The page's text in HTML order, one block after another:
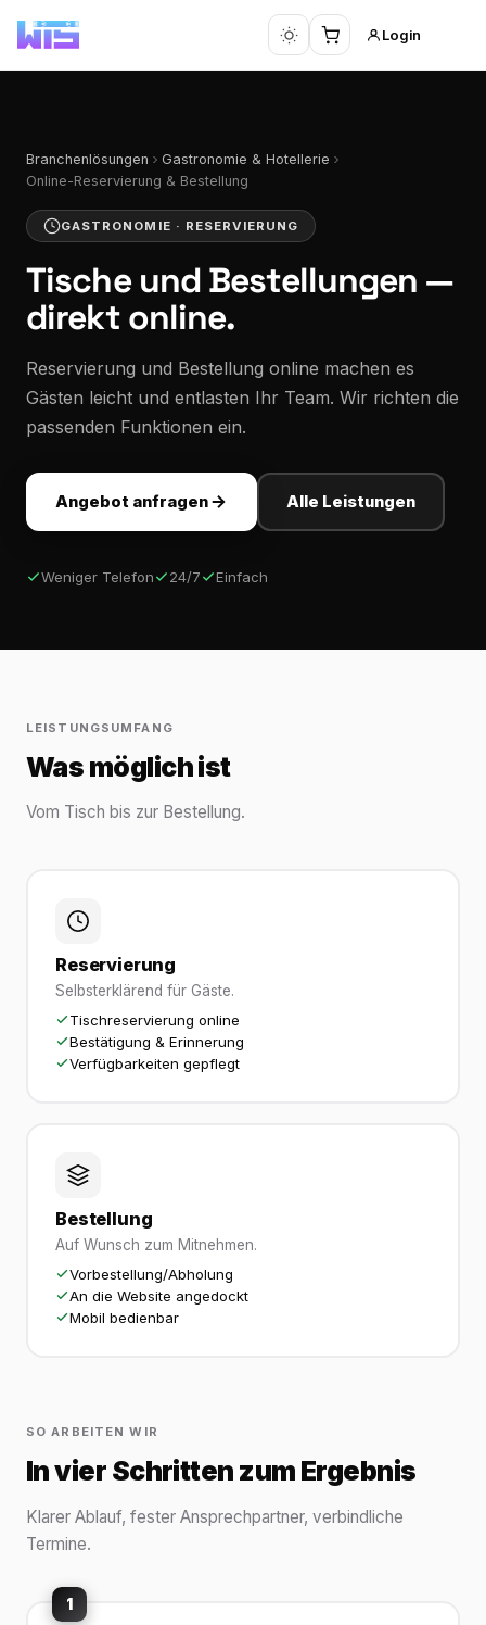
Login
Branchenlösungen
Gastronomie & Hotellerie
Online-Reservierung & Bestellung
GASTRONOMIE · RESERVIERUNG
Tische und Bestellungen —
direkt online.
Reservierung und Bestellung online machen es
Gästen leicht und entlasten Ihr Team. Wir richten die
passenden Funktionen ein.
Angebot anfragen Alle Leistungen
Weniger Telefon 24/7 Einfach
LEISTUNGSUMFANG
Was möglich ist
Vom Tisch bis zur Bestellung.
Reservierung
Selbsterklärend für Gäste.
Tischreservierung online
Bestätigung & Erinnerung
Verfügbarkeiten gepflegt
Bestellung
Auf Wunsch zum Mitnehmen.
Vorbestellung/Abholung
An die Website angedockt
Mobil bedienbar
SO ARBEITEN WIR
In vier Schritten zum Ergebnis
Klarer Ablauf, fester Ansprechpartner, verbindliche
Termine.
1